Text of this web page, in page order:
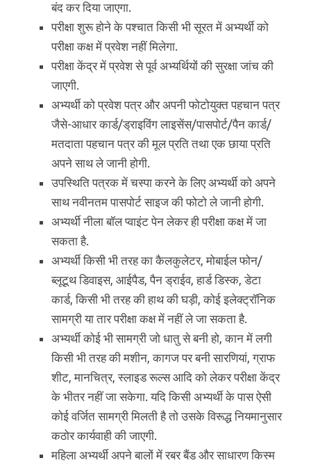
बंद कर दिया जाएगा.
परीक्षा शुरू होने के पश्चात किसी भी सूरत में अभ्यर्थी को
परीक्षा कक्ष में प्रवेश नहीं मिलेगा.
परीक्षा केंद्र में प्रवेश से पूर्व अभ्यर्थियों की सुरक्षा जांच की
जाएगी.
अभ्यर्थी को प्रवेश पत्र और अपनी फोटोयुक्त पहचान पत्र
जैसे-आधार कार्ड/ड्राइविंग लाइसेंस/पासपोर्ट/पैन कार्ड/
मतदाता पहचान पत्र की मूल प्रति तथा एक छाया प्रति
अपने साथ ले जानी होगी.
उपस्थिति पत्रक में चस्पा करने के लिए अभ्यर्थी को अपने
साथ नवीनतम पासपोर्ट साइज की फोटो ले जानी होगी.
अभ्यर्थी नीला बॉल प्वाइंट पेन लेकर ही परीक्षा कक्ष में जा
सकता है.
अभ्यर्थी किसी भी तरह का कैलकुलेटर, मोबाईल फोन/
ब्लूटूथ डिवाइस, आईपैड, पैन ड्राईव, हार्ड डिस्क, डेटा
कार्ड, किसी भी तरह की हाथ की घड़ी, कोई इलेक्ट्रॉनिक
सामग्री या तार परीक्षा कक्ष में नहीं ले जा सकता है.
अभ्यर्थी कोई भी सामग्री जो धातु से बनी हो, कान में लगी
किसी भी तरह की मशीन, कागज पर बनी सारणियां, ग्राफ
शीट, मानचित्र, स्लाइड रूल्स आदि को लेकर परीक्षा केंद्र
के भीतर नहीं जा सकेगा. यदि किसी अभ्यर्थी के पास ऐसी
कोई वर्जित सामग्री मिलती है तो उसके विरूद्ध नियमानुसार
कठोर कार्यवाही की जाएगी.
महिला अभ्यर्थी अपने बालों में रबर बैंड और साधारण किस्म